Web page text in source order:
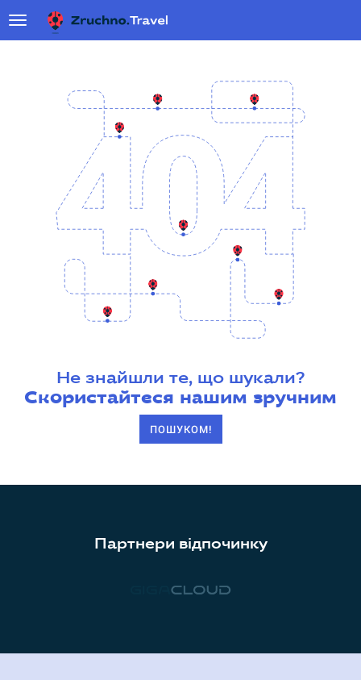
Не знайшли те, що шукали?
Скористайтеся нашим зручним
ПОШУКОМ!
Партнери відпочинку